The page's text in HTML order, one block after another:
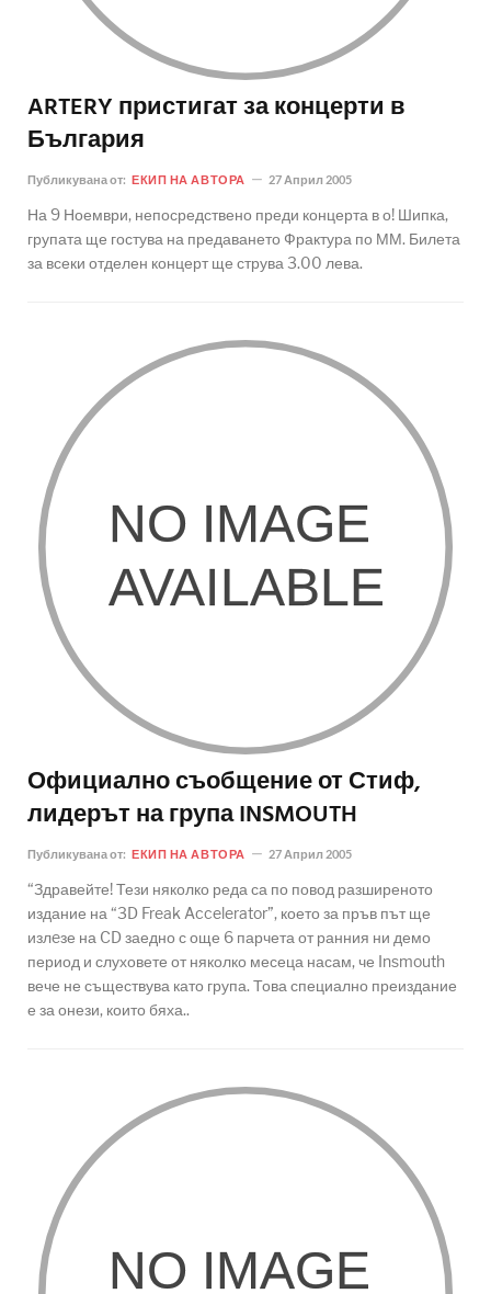
ARTERY пристигат за концерти в
България
Публикувана от: ЕКИП НА АВТОРА 27 Април 2005
На 9 Ноември, непосредствено преди концерта в о! Шипка,
групата ще гостува на предаването Фрактура по ММ. Билета
за всеки отделен концерт ще струва 3.00 лева.
Официално съобщение от Стиф,
лидерът на група INSMOUTH
Публикувана от: ЕКИП НА АВТОРА 27 Април 2005
“Здравейте! Тези няколко реда са по повод разширеното
издание на “3D Freak Accelerator”, което за пръв път ще
излeзе на CD заедно с още 6 парчета от ранния ни демо
период и слуховете от няколко месеца насам, че Insmouth
вече не съществува като група. Това специално преиздание
е за онези, които бяха..